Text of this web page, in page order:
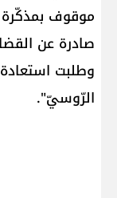
موقوف
صادرة عن
وطلبت
الرّوسيّ".